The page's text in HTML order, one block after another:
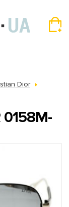
Dior